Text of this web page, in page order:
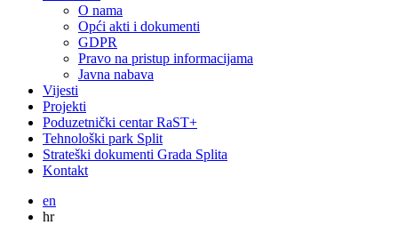
O nama
Opći akti i dokumenti
GDPR
Pravo na pristup informacijama
Javna nabava
Vijesti
Projekti
Poduzetnički centar RaST+
Tehnološki park Split
Strateški dokumenti Grada Splita
Kontakt
en
hr